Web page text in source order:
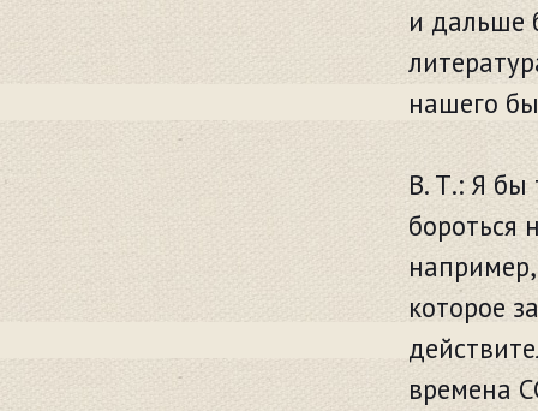
и дальше
нашего
В. Т.: Я бы
бороться
которое
времена